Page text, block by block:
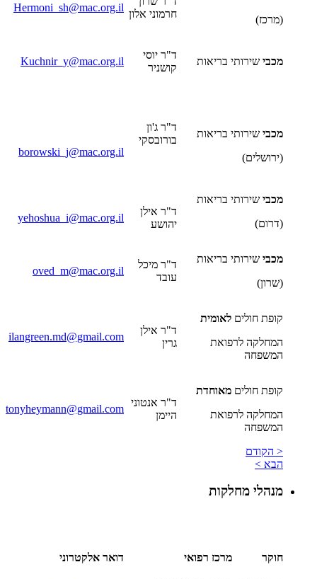
(מרכז)
חרמוני אלון
Hermoni_sh@mac.org.il
מכבי שירותי בריאות
ד"ר יוסי
קושניר
Kuchnir_y@mac.org.il
מכבי שירותי בריאות
(ירושלים)
ד"ר ג'ון
בורובסקי
borowski_j@mac.org.il
מכבי שירותי בריאות
(דרום)
ד"ר אילן
יהושע
yehoshua_i@mac.org.il
מכבי שירותי בריאות
(שרון)
ד"ר מיכל
עובד
oved_m@mac.org.il
קופת חולים לאומית
המחלקה לרפואת
המשפחה
ד"ר אילן
גרין
ilangreen.md@gmail.com
קופת חולים מאוחדת
המחלקה לרפואת
המשפחה
ד"ר אנטוני
היימן
tonyheymann@gmail.com
< הקודם
הבא >
מנהלי מחלקות
חוקר מרכז רפואי דואר אלקטרוני